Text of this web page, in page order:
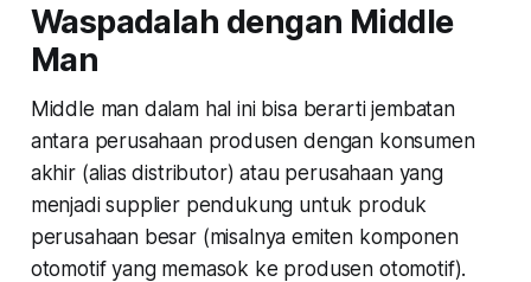
Waspadalah dengan Middle
Man
Middle man dalam hal ini bisa berarti jembatan
antara perusahaan produsen dengan konsumen
akhir (alias distributor) atau perusahaan yang
menjadi supplier pendukung untuk produk
perusahaan besar (misalnya emiten komponen
otomotif yang memasok ke produsen otomotif).